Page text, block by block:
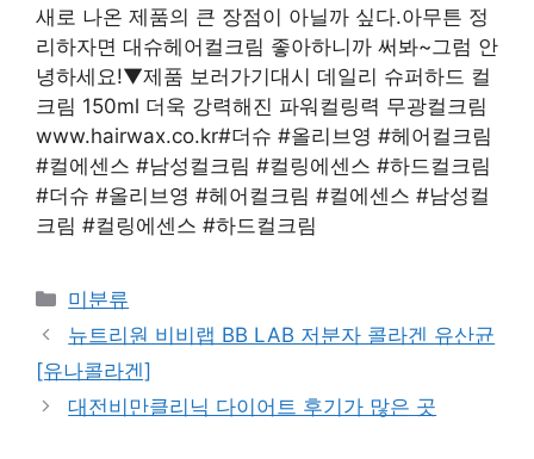
새로 나온 제품의 큰 장점이 아닐까 싶다.아무튼 정
리하자면 대슈헤어컬크림 좋아하니까 써봐~그럼 안
녕하세요!▼제품 보러가기대시 데일리 슈퍼하드 컬
크림 150ml 더욱 강력해진 파워컬링력 무광컬크림
www.hairwax.co.kr#더슈 #올리브영 #헤어컬크림
#컬에센스 #남성컬크림 #컬링에센스 #하드컬크림
#더슈 #올리브영 #헤어컬크림 #컬에센스 #남성컬
크림 #컬링에센스 #하드컬크림
Categories
미분류
뉴트리원 비비랩 BB LAB 저분자 콜라겐 유산균
[유나콜라겐]
대전비만클리닉 다이어트 후기가 많은 곳